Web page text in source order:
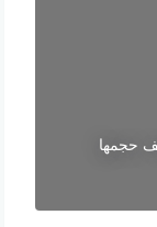
حجمها